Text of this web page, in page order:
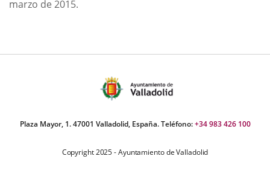
marzo de 2015.
Plaza Mayor, 1. 47001 Valladolid, España. Teléfono:+34 983 426 100
Copyright 2025 - Ayuntamiento de Valladolid